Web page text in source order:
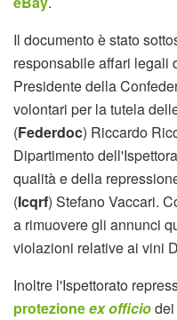
Il documento è stato
responsabile affari legali
Presidente della
volontari per la tutela
(Federdoc) Riccardo
Dipartimento
qualità e della
(Icqrf) Stefano Vaccari.
a rimuovere gli annunci
violazioni relative ai vini
Inoltre l'Ispettorato
protezioneex officio